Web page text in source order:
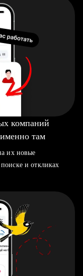
компаний
там
их новые
и откликах